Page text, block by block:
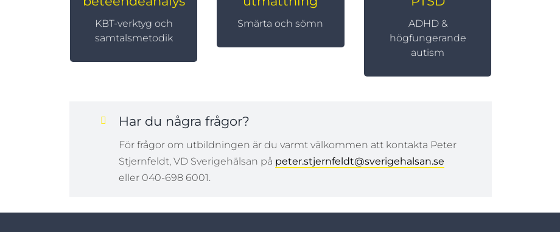
KBT-verktyg och
samtalsmetodik
Depression,
panikångest, GAD &
Smärta och sömn
Ätstörningar,
beroende, missbruk
ADHD &
högfungerande
autism
KBT i organisationer
Har du några frågor?
För frågor om utbildningen är du varmt välkommen att kontakta Peter
Stjernfeldt, VD Sverigehälsan på peter.stjernfeldt@sverigehalsan.se
eller 040-698 6001.